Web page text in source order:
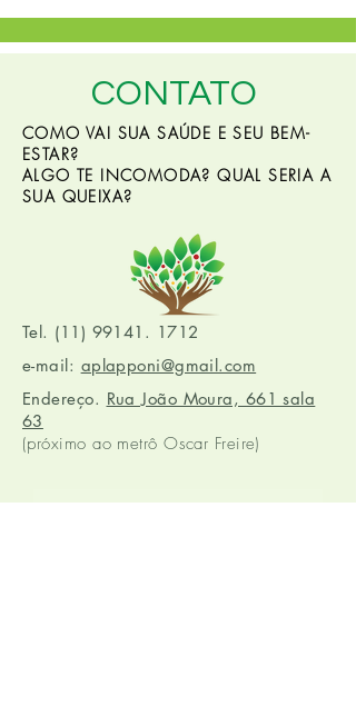
CONTATO
COMO VAI SUA SAÚDE E SEU BEM-
ESTAR?
ALGO TE INCOMODA? QUAL SERIA A
SUA QUEIXA?
Tel. (11) 99141. 1712
e-mail: aplapponi@gmail.com
Endereço. Rua João Moura, 661 sala
63
(próximo ao metrô Oscar Freire)